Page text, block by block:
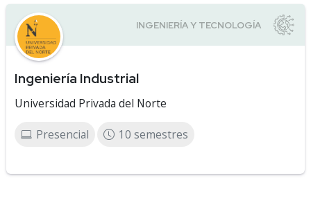
Ingeniería Industrial
Universidad Privada del Norte
Presencial 10 semestres